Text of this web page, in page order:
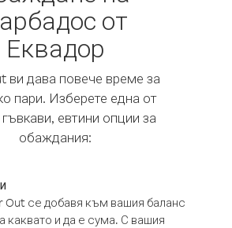
от
Еквадор
ви дава повече време за
пари. Изберете една от
евтини опции за
обаждания:
Out се добавя към вашия баланс
каквато и да е сума. С вашия